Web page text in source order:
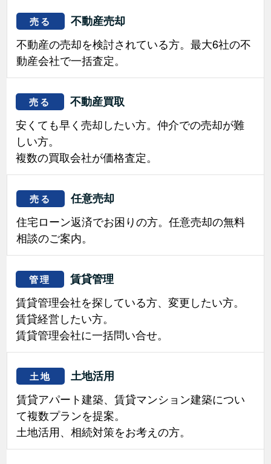
売る
不動産売却
不動産の売却を検討されている方。最大6社の不
動産会社で一括査定。
売る
不動産買取
安くても早く売却したい方。仲介での売却が難
しい方。
複数の買取会社が価格査定。
売る
任意売却
住宅ローン返済でお困りの方。任意売却の無料
相談のご案内。
管理
賃貸管理
賃貸管理会社を探している方、変更したい方。
賃貸経営したい方。
賃貸管理会社に一括問い合せ。
土地
土地活用
賃貸アパート建築、賃貸マンション建築につい
て複数プランを提案。
土地活用、相続対策をお考えの方。